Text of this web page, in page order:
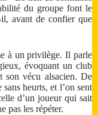
du groupe font le
il, avant de confier que
à un privilège. Il parle
évoquant un club
son vécu alsacien. De
heurts, et l’on sent
d’un joueur qui sait
pas les répéter.